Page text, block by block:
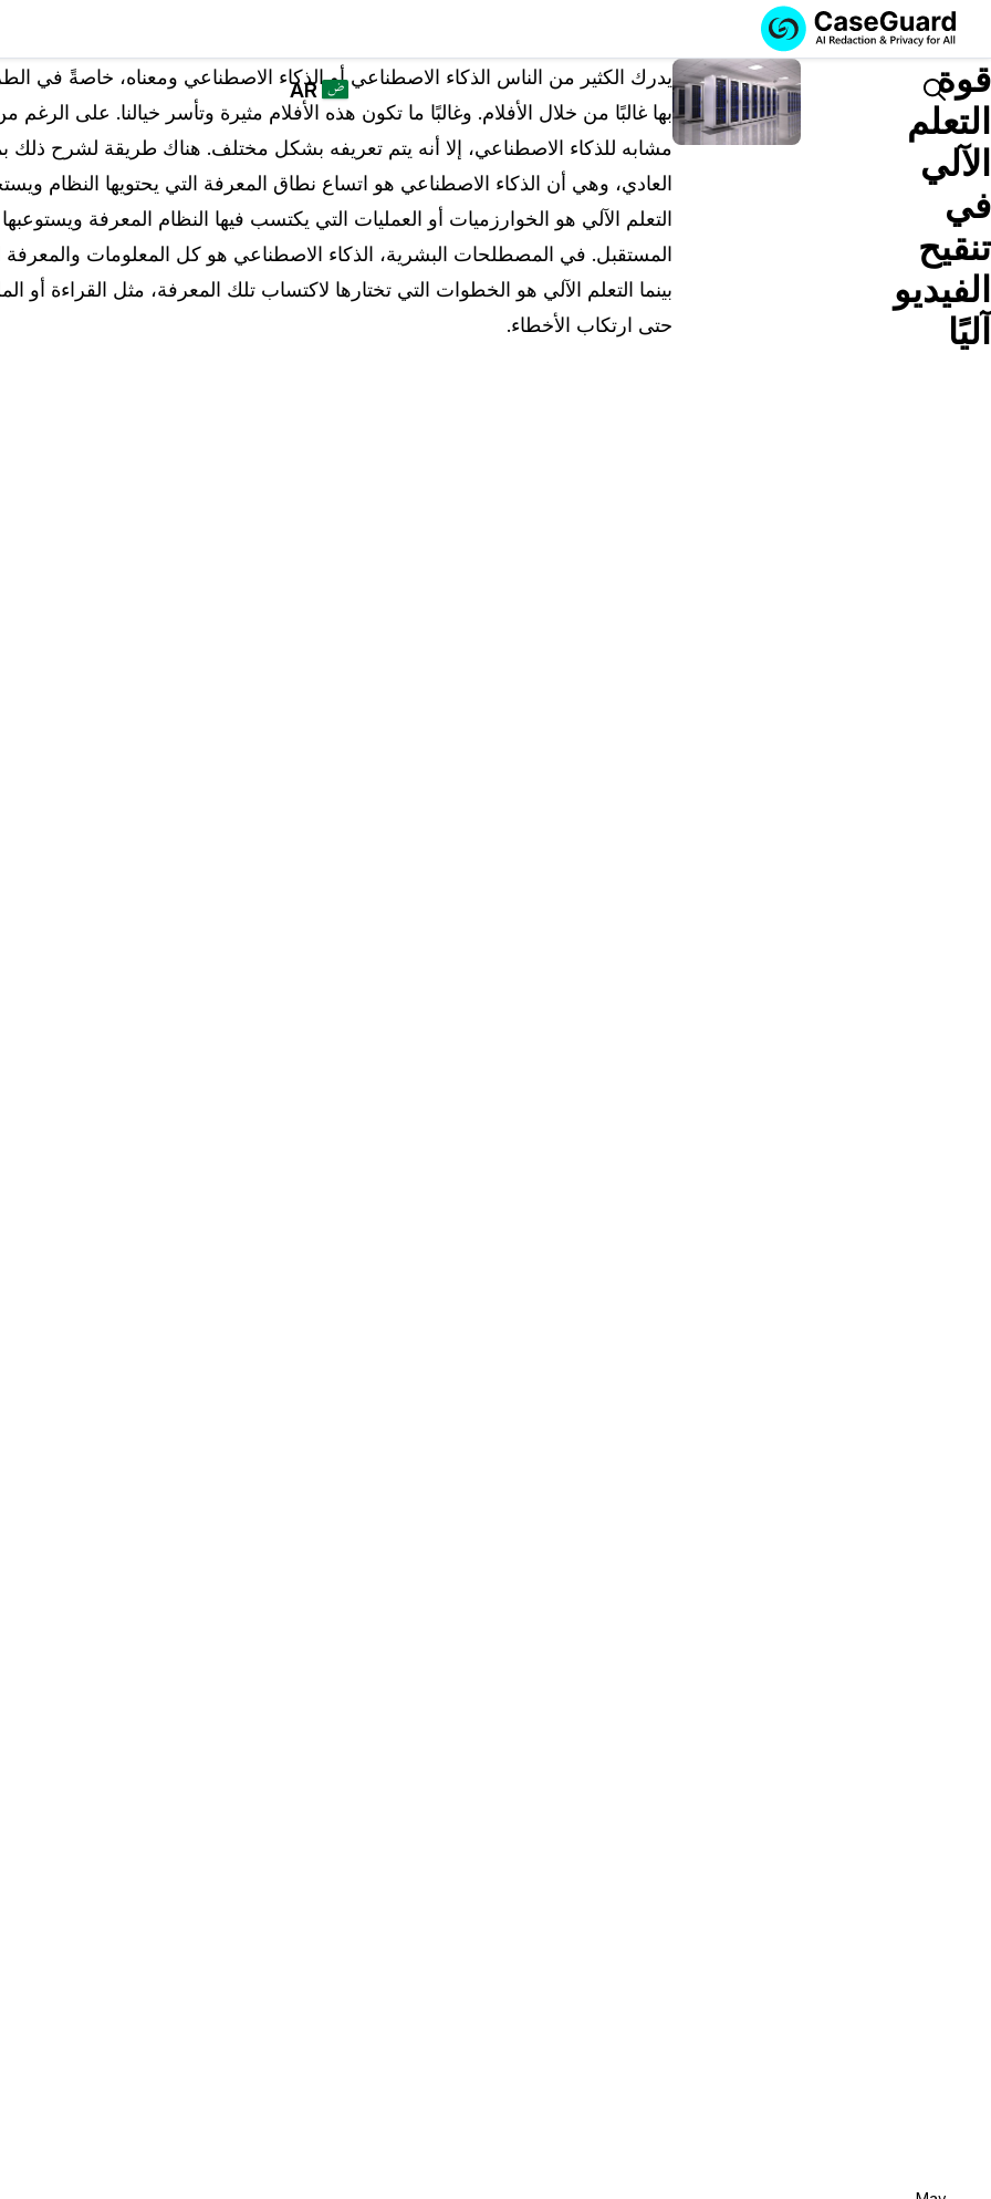
الخدمات
اشترك في
CASEGUARD
STUDIO، أو قم
بتوظيفنا للقيام
حل محلي شامل لتنقيح وتعتيم البيانات الخاصة بالذكاء
الاصطناعي عبر مقاطع الفيديو والصوت والصور
ورسائل البريد الإلكتروني وملفات PDF.
الميزات
برنامج
STUDIO لتعتيم
البيانات الخاصة،
عمليات النسخ
والترجمة بشكل
أوتاماتيكي
تنقيح وتعتيم ملفات الفيديو
قم بتنقيح الوجوه ولوحات المركبات والشاشات
القطاعات
من يستخدم
قوات القانون
قطاع النقل
الرعاية الصحية
Search
AR
English
Español
قوة
التعلم
الآلي
في
تنقيح
الفيديو
آليًا
يدرك الكثير من الناس الذكاء الاصطناعي أو الذكاء الاصطناعي ومعناه، خاصةً في
بها غالبًا من خلال الأفلام. وغالبًا ما تكون هذه الأفلام مثيرة وتأسر خيالنا. على الرغم
مشابه للذكاء الاصطناعي، إلا أنه يتم تعريفه بشكل مختلف. هناك طريقة لشرح
العادي، وهي أن الذكاء الاصطناعي هو اتساع نطاق المعرفة التي يحتويها النظام
التعلم الآلي هو الخوارزميات أو العمليات التي يكتسب فيها النظام المعرفة
المستقبل. في المصطلحات البشرية، الذكاء الاصطناعي هو كل المعلومات والمعرفة
بينما التعلم الآلي هو الخطوات التي تختارها لاكتساب تلك المعرفة، مثل القراءة أو
حتى ارتكاب الأخطاء.